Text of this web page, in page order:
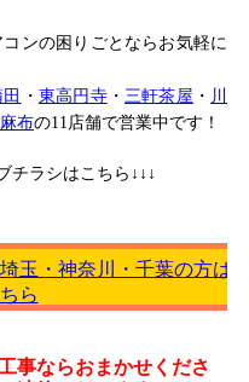
ンの困りごとならお気軽に
・ 東高円寺・ 三軒茶屋 ・ 川
麻布の11店舗で営業中です！
チラシはこちら↓↓↓
事ならおまかせくださ